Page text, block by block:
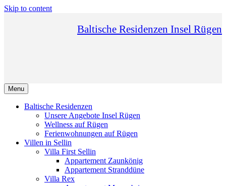
Skip to content
Baltische Residenzen Insel Rügen
Menu
Baltische Residenzen
Unsere Angebote Insel Rügen
Wellness auf Rügen
Ferienwohnungen auf Rügen
Villen in Sellin
Villa First Sellin
Appartement Zaunkönig
Appartement Stranddüne
Villa Rex